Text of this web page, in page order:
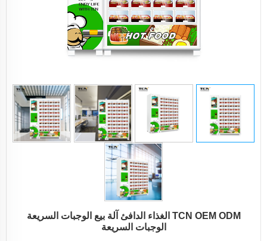
TCN OEM ODM الغذاء الدافئ آلة بيع الوجبات السريعة
الوجبات السريعة